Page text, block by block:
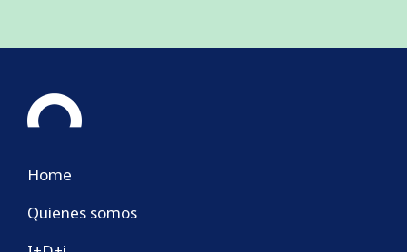
Home
Quienes somos